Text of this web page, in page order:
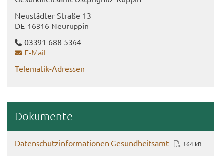
Neu­städ­ter Stra­ße 13
DE-​16816 Neu­rup­pin
03391 688 5364
E-​Mail
Telematik-​Adressen
Do­ku­men­te
Da­ten­schutz­in­for­ma­tio­nen Ge­sund­heits­amt 164 kB